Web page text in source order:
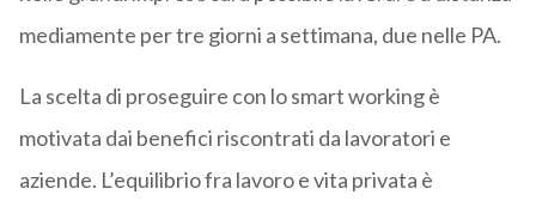
mediamente per tre giorni a settimana, due nelle PA.
La scelta di proseguire con lo smart working è
motivata dai benefici riscontrati da lavoratori e
aziende. L’equilibrio fra lavoro e vita privata è